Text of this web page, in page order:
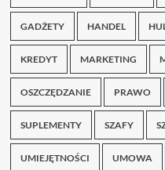
GADŻETY HANDEL
KREDYT MARKETING
OSZCZĘDZANIE PRAWO
SUPLEMENTY SZAFY
UMIEJĘTNOŚCI UMOWA